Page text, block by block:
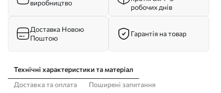
виробництво
робочих днів
Доставка Новою
Поштою
Гарантія на товар
Технічні характеристики та матеріал
Доставка та оплата
Поширені запитання